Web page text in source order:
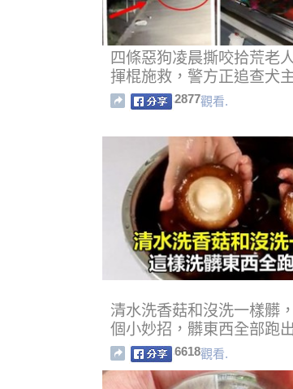
四條惡狗凌晨撕咬拾荒老
揮棍施救，警方正追查犬
2877觀看.
清水洗香菇和沒洗一樣髒
個小妙招，髒東西全部跑
6618觀看.